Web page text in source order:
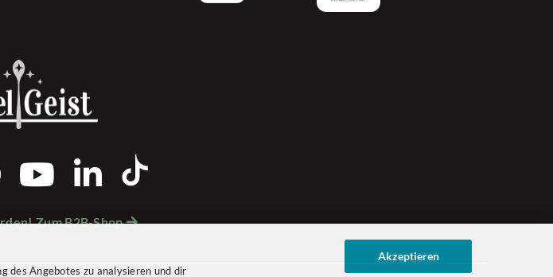
des Angebotes zu analysieren und dir
Akzeptieren
Zum B2B-Shop